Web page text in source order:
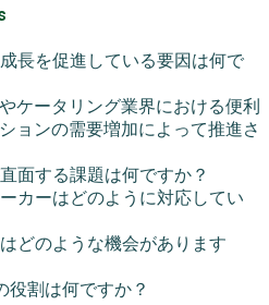
長を促進している要因は何で
ケータリング業界における便利
ョンの需要増加によって推進さ
面する課題は何ですか？
カーはどのように対応してい
どのような機会があります
役割は何ですか？